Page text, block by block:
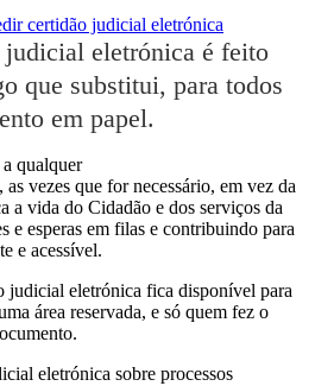
certidão judicial eletrónica
judicial eletrónica é feito
que substitui, para todos
em papel.
qualquer
vezes que for necessário, em vez da
a vida do Cidadão e dos serviços da
e esperas em filas e contribuindo para
e acessível.
judicial eletrónica fica disponível para
área reservada, e só quem fez o
eletrónica sobre processos